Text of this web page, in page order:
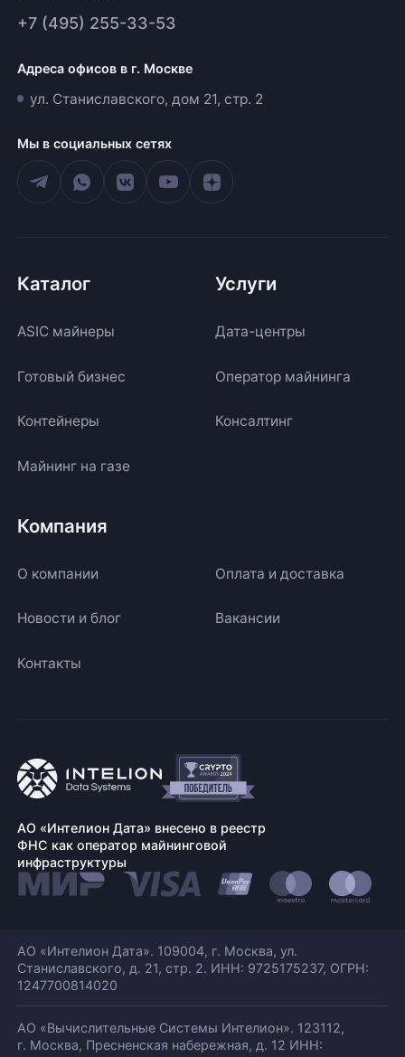
+7 (495) 255-33-53
Адреса офисов в г. Москве
ул. Станиславского, дом 21, стр. 2
Мы в социальных сетях
Каталог
ASIC майнеры
Готовый бизнес
Контейнеры
Майнинг на газе
Услуги
Дата-центры
Оператор майнинга
Консалтинг
Компания
О компании Оплата и доставка
Новости и блог Вакансии
Контакты
АО «Интелион Дата» внесено в реестр
ФНС как оператор майнинговой
инфраструктуры
АО «Интелион Дата». 109004, г. Москва, ул.
Станиславского, д. 21, стр. 2. ИНН: 9725175237, ОГРН:
1247700814020
АО «Вычислительные Системы Интелион». 123112,
г. Москва, Пресненская набережная, д. 12 ИНН: